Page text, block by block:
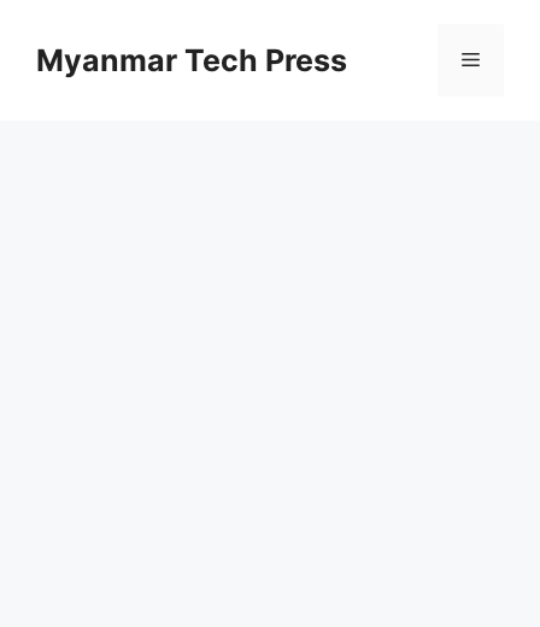
Myanmar Tech Press メ